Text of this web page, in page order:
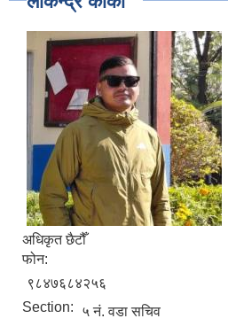
अधिकृत छैटौँ
फोन:
९८४७६८४२५६
Section:
५ नं. वडा सचिव